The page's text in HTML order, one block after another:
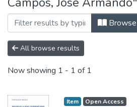
Browse
All browse results
Now showing 1 - 1 of 1
Item Open Access